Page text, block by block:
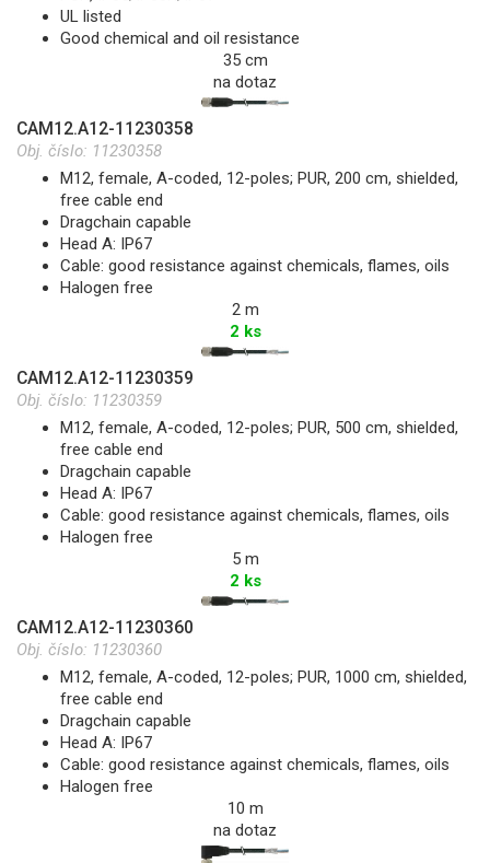
UL listed
Good chemical and oil resistance
35 cm
na dotaz
CAM12.A12-11230358
Obj. číslo: 11230358
M12, female, A-coded, 12-poles; PUR, 200 cm, shielded,
free cable end
Dragchain capable
Head A: IP67
Cable: good resistance against chemicals, flames, oils
Halogen free
2 m
2 ks
CAM12.A12-11230359
Obj. číslo: 11230359
M12, female, A-coded, 12-poles; PUR, 500 cm, shielded,
free cable end
Dragchain capable
Head A: IP67
Cable: good resistance against chemicals, flames, oils
Halogen free
5 m
2 ks
CAM12.A12-11230360
Obj. číslo: 11230360
M12, female, A-coded, 12-poles; PUR, 1000 cm, shielded,
free cable end
Dragchain capable
Head A: IP67
Cable: good resistance against chemicals, flames, oils
Halogen free
10 m
na dotaz